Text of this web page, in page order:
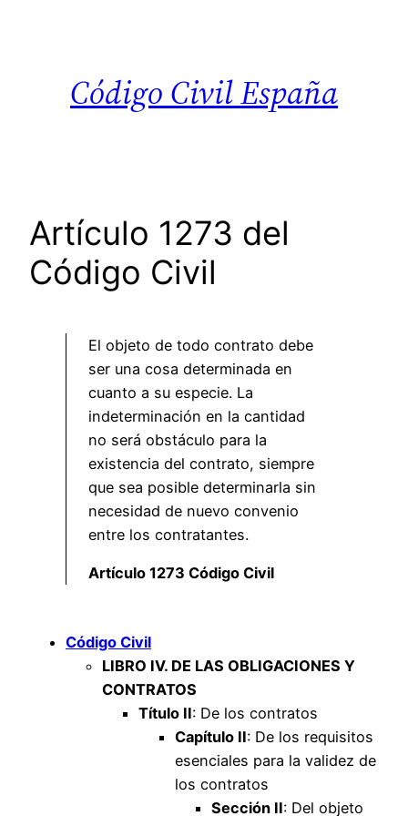
Código Civil España
Artículo 1273 del
Código Civil
El objeto de todo contrato debe
ser una cosa determinada en
cuanto a su especie. La
indeterminación en la cantidad
no será obstáculo para la
existencia del contrato, siempre
que sea posible determinarla sin
necesidad de nuevo convenio
entre los contratantes.
Artículo 1273 Código Civil
Código Civil
LIBRO IV. DE LAS OBLIGACIONES Y
CONTRATOS
Título II: De los contratos
Capítulo II: De los requisitos
esenciales para la validez de
los contratos
Sección II: Del objeto